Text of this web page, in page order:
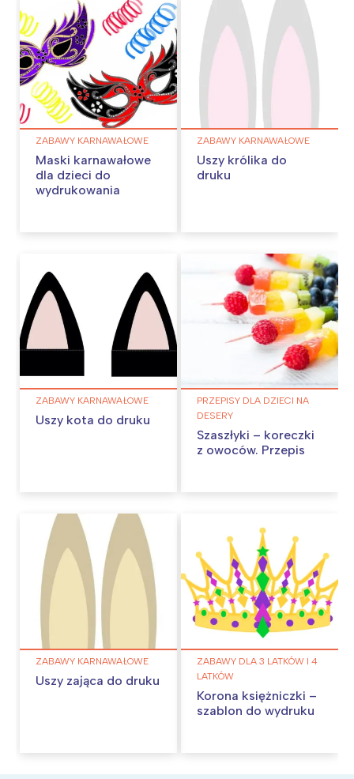
ZABAWY KARNAWAŁOWE
Maski karnawałowe
dla dzieci do
wydrukowania
ZABAWY KARNAWAŁOWE
Uszy królika do
druku
ZABAWY KARNAWAŁOWE
Uszy kota do druku
PRZEPISY DLA DZIECI NA
DESERY
Szaszłyki – koreczki
z owoców. Przepis
ZABAWY KARNAWAŁOWE
Uszy zająca do druku
ZABAWY DLA 3 LATKÓW I 4
LATKÓW
Korona księżniczki –
szablon do wydruku